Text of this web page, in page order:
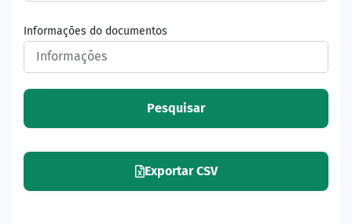
Informações do documentos
Pesquisar
Exportar CSV